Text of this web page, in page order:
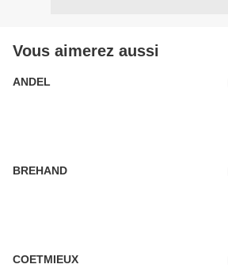
Vous aimerez aussi
ANDEL
BREHAND
COETMIEUX